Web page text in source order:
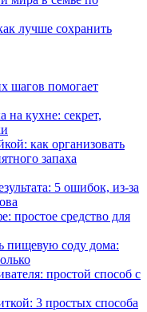
лучше сохранить
шагов помогает
на кухне: секрет,
как организовать
запаха
5 ошибок, из-за
простое средство для
пищевую соду дома:
простой способ с
3 простых способа